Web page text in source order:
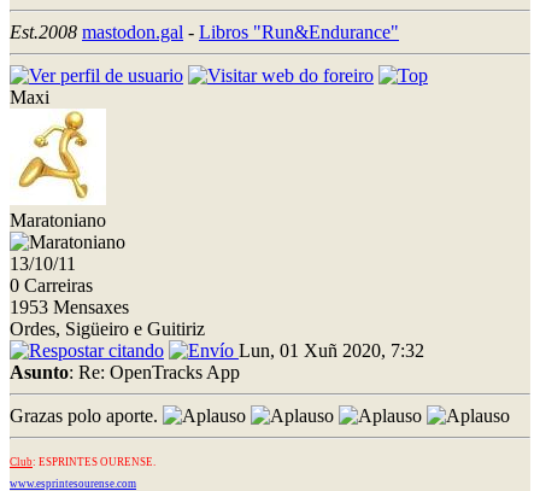
Est.2008 mastodon.gal - Libros "Run&Endurance"
Maxi
Maratoniano
13/10/11
0 Carreiras
1953 Mensaxes
Ordes, Sigüeiro e Guitiriz
Lun, 01 Xuñ 2020, 7:32
Asunto: Re: OpenTracks App
Grazas polo aporte.
Club: ESPRINTES OURENSE.
www.esprintesourense.com